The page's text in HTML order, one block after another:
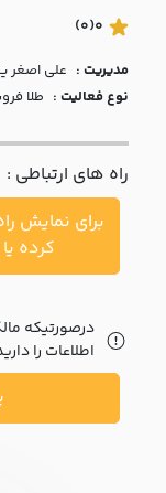
با ما
مقالات
اخبار
پرسش
متداول
خواست
0
(0)
مدیریت : علي اصغر
نوع فعالیت : طلا
راه های ارتباطی :
برای نمایش
کرده
درصورتیکه
اطلاعات را